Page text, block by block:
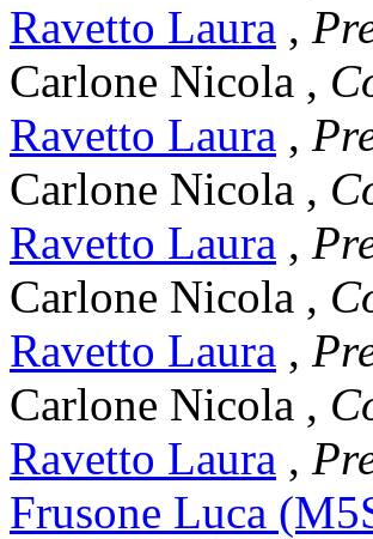
Ravetto Laura ,
Carlone Nicola ,
Ravetto Laura ,
Carlone Nicola ,
Ravetto Laura ,
Carlone Nicola ,
Ravetto Laura ,
Carlone Nicola ,
Ravetto Laura ,
Frusone Luca